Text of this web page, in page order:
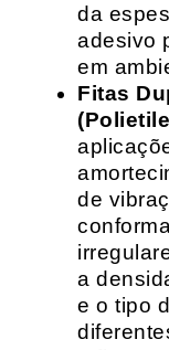
da
adesivo
em
Fitas
de
a
e o tipo